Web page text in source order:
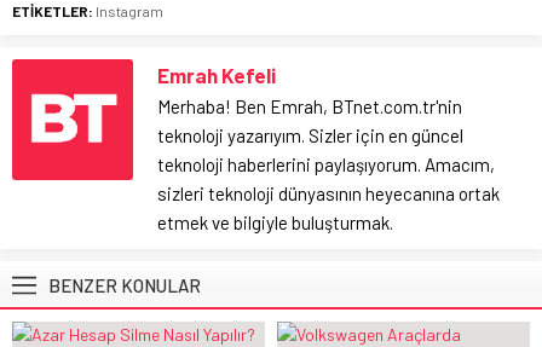
ETİKETLER: Instagram
Emrah Kefeli
Merhaba! Ben Emrah, BTnet.com.tr'nin
teknoloji yazarıyım. Sizler için en güncel
teknoloji haberlerini paylaşıyorum. Amacım,
sizleri teknoloji dünyasının heyecanına ortak
etmek ve bilgiyle buluşturmak.
BENZER KONULAR